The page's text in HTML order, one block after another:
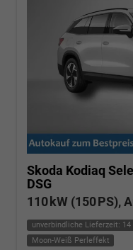
Skoda Kodiaq
DSG
110 kW (150 PS),
unverbindliche Lieferzeit: 14
Moon-Weiß Perleffekt